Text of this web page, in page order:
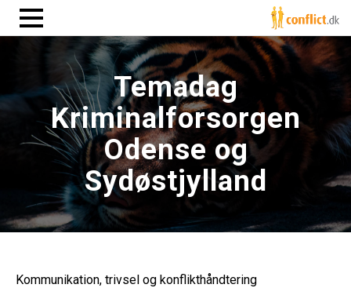
Temadag
Kriminalforsorgen
Odense og
Sydøstjylland
Kommunikation, trivsel og konflikthåndtering